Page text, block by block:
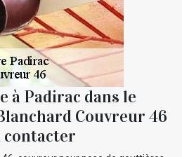
à Padirac dans le
Couvreur 46
contacter